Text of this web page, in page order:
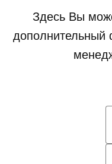
Здесь Вы
дополнительный